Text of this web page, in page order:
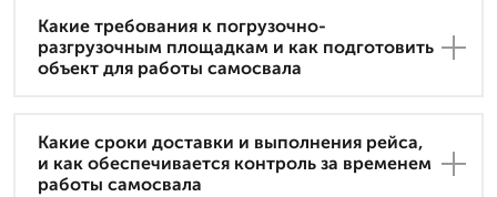
Какие требования к погрузочно-
разгрузочным площадкам и как подготовить
объект для работы самосвала
Какие сроки доставки и выполнения рейса,
и как обеспечивается контроль за временем
работы самосвала